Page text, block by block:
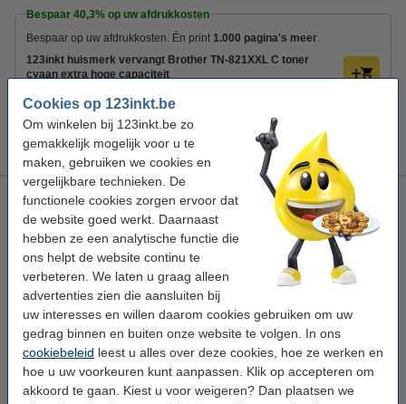
Cookies op 123inkt.be
Om winkelen bij 123inkt.be zo
gemakkelijk mogelijk voor u te
maken, gebruiken we cookies en
vergelijkbare technieken. De
functionele cookies zorgen ervoor dat
de website goed werkt. Daarnaast
hebben ze een analytische functie die
ons helpt de website continu te
verbeteren. We laten u graag alleen
advertenties zien die aansluiten bij
uw interesses en willen daarom cookies gebruiken om uw
gedrag binnen en buiten onze website te volgen. In ons
cookiebeleid leest u alles over deze cookies, hoe ze werken en
hoe u uw voorkeuren kunt aanpassen. Klik op accepteren om
akkoord te gaan. Kiest u voor weigeren? Dan plaatsen we
Bespaar 40,3% op uw afdrukkosten
Bespaar op uw afdrukkosten. Én print 1.000 pagina's meer.
123inkt huismerk vervangt Brother TN-821XXL C toner
cyaan extra hoge capaciteit
Tip
Wij adviseren u om i.p.v. deze toner het 123inkt huismerk te nemen.
123inkt huismerk vervangt Brother TN-821XXL C toner cyaan
extra hoge capaciteit
± 13.000 pagina's
Bekijk de specificaties en omschrijving
Bespaar40,3%op uw afdrukkosten
Direct leverbaar
Maandag in huis
Per pagina
€ 0,015
€ 197,50 Bestellen